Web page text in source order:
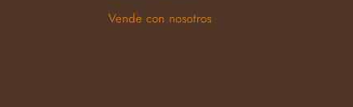
Vende con nosotros